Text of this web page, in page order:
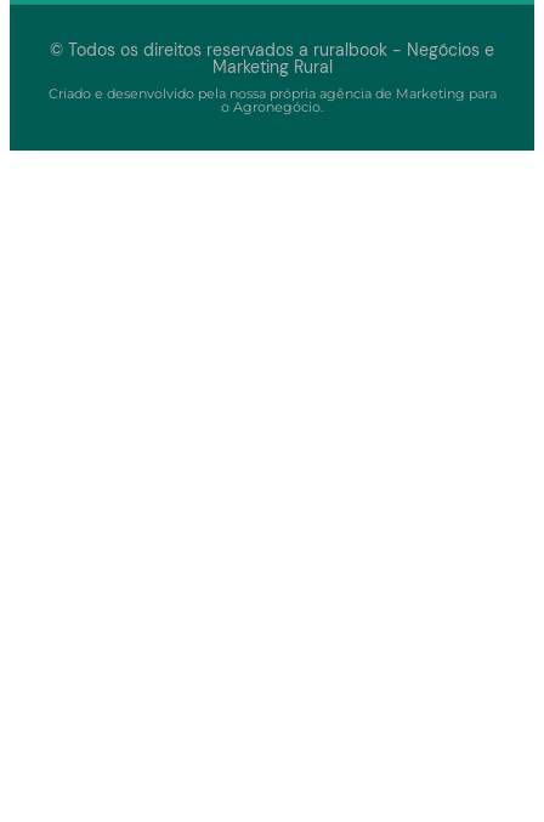
© Todos os direitos reservados a ruralbook - Negócios e
Marketing Rural
Criado e desenvolvido pela nossa própria agência de Marketing para
o Agronegócio.